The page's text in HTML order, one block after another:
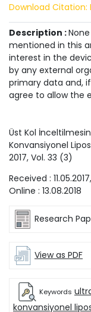
Download Citation:
Description :
mentioned in this
interest in the
by any external
primary data and,
agree to allow the
Üst Kol
Konvansiyonel
2017, Vol. 33 (3)
Received : 11.05.2017
Online : 13.08.2018
Research
View as PDF
Keywords
konvansiyonel